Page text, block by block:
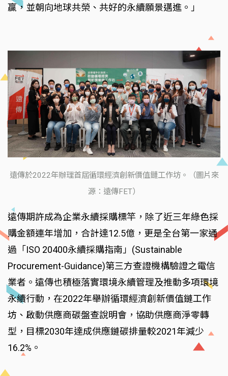
贏，並朝向地球共榮、共好的永續願景邁進。」
遠傳於2022年辦理首屆循環經濟創新價值鏈工作坊。（圖片來
源：遠傳FET）
遠傳期許成為企業永續採購標竿，除了近三年綠色採
購金額連年增加，合計達12.5億，更是全台第一家通
過「ISO 20400永續採購指南」(Sustainable
Procurement-Guidance)第三方查證機構驗證之電信
業者。遠傳也積極落實環境永續管理及推動多項環境
永續行動，在2022年舉辦循環經濟創新價值鏈工作
坊、啟動供應商碳盤查說明會，協助供應商淨零轉
型，目標2030年達成供應鏈碳排量較2021年減少
16.2%。